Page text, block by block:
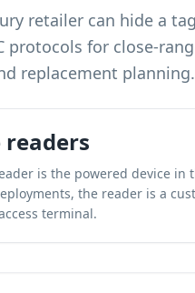
retailer can hide a
protocols for close-
replacement planning.
is the powered device in
the reader is a
terminal.